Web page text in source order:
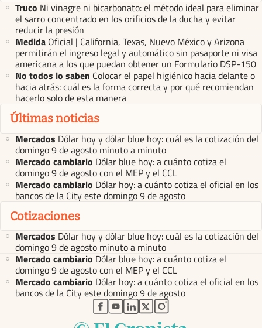
Truco Ni vinagre ni bicarbonato: el método ideal para eliminar
el sarro concentrado en los orificios de la ducha y evitar
reducir la presión
Medida Oficial | California, Texas, Nuevo México y Arizona
permitirán el ingreso legal y automático sin pasaporte ni visa
americana a los que puedan obtener un Formulario DSP-150
No todos lo saben Colocar el papel higiénico hacia delante o
hacia atrás: cuál es la forma correcta y por qué recomiendan
hacerlo solo de esta manera
Últimas noticias
Mercados Dólar hoy y dólar blue hoy: cuál es la cotización del
domingo 9 de agosto minuto a minuto
Mercado cambiario Dólar blue hoy: a cuánto cotiza el
domingo 9 de agosto con el MEP y el CCL
Mercado cambiario Dólar hoy: a cuánto cotiza el oficial en los
bancos de la City este domingo 9 de agosto
Cotizaciones
Mercados Dólar hoy y dólar blue hoy: cuál es la cotización del
domingo 9 de agosto minuto a minuto
Mercado cambiario Dólar blue hoy: a cuánto cotiza el
domingo 9 de agosto con el MEP y el CCL
Mercado cambiario Dólar hoy: a cuánto cotiza el oficial en los
bancos de la City este domingo 9 de agosto
abre en nueva pestaña
abre en nueva pestaña
abre en nueva pestaña
abre en nueva pestaña
abre en nueva pestaña